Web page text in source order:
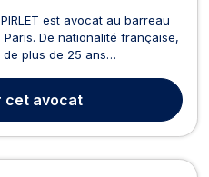
est avocat au barreau
De nationalité française,
plus de 25 ans
internationaux (jusqu'à
...
cet avocat